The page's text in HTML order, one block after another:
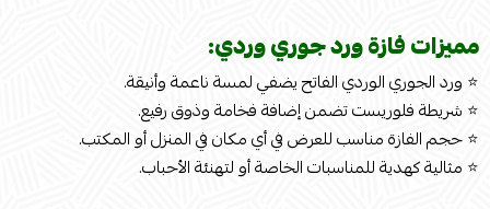
مميزات فازة ورد جوري وردي:
⭐ ورد الجوري الوردي الفاتح يضفي لمسة ناعمة وأنيقة.
⭐ شريطة فلوريست تضمن إضافة فخامة وذوق رفيع.
⭐ حجم الفازة مناسب للعرض في أي مكان في المنزل أو المكتب.
⭐ مثالية كهدية للمناسبات الخاصة أو لتهنئة الأحباب.